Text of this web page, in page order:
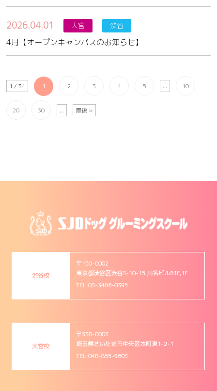
2026.04.01 大宮 渋谷
4月【オープンキャンパスのお知らせ】
1 / 34 1 2 3 4 5 ... 10
20 30 ... 最後 »
渋谷校
〒150-0002
東京都渋谷区渋谷3-10-15 川名ビルB1F,1F
TEL:03-3486-0395
大宮校
〒338-0003
埼玉県さいたま市中央区本町東1-2-1
TEL:048-855-9603